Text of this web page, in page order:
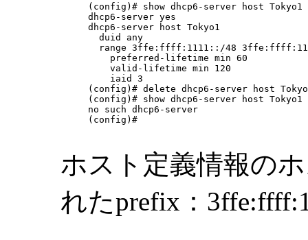
(config)# show dhcp6-server host Tokyo1
dhcp6-server yes
dhcp6-server host Tokyo1
  duid any
range 3ffe:ffff:1111::/48
    preferred-lifetime min 60
    valid-lifetime min 120
    iaid 3
(config)# delete dhcp6-server host
(config)# show dhcp6-server host Tokyo1
no such dhcp6-server
(config)#
ホスト定義情報の
れたprefix：